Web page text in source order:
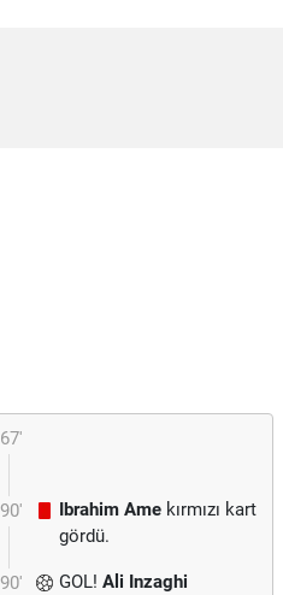
67'
90' Ibrahim Ame kırmızı kart
gördü.
90' GOL! Ali Inzaghi